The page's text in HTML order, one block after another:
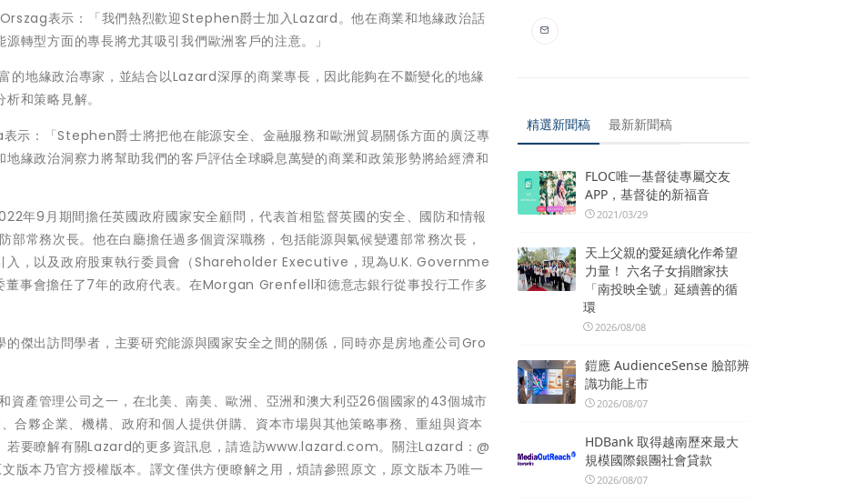
表示：「我們熱烈歡迎Stephen爵士加入Lazard。他在商業和地緣政治話
轉型方面的專長將尤其吸引我們歐洲客戶的注意。」
的地緣政治專家，並結合以Lazard深厚的商業專長，因此能夠在不斷變化的地緣
和策略見解。
示：「Stephen爵士將把他在能源安全、金融服務和歐洲貿易關係方面的廣泛專
緣政治洞察力將幫助我們的客戶評估全球瞬息萬變的商業和政策形勢將給經濟和
年9月期間擔任英國政府國家安全顧問，代表首相監督英國的安全、國防和情報
部常務次長。他在白廳擔任過多個資深職務，包括能源與氣候變遷部常務次長，
入，以及政府股東執行委員會（Shareholder Executive，現為U.K. Governme
事會擔任了7年的政府代表。在Morgan Grenfell和德意志銀行從事投行工作多
傑出訪問學者，主要研究能源與國家安全之間的關係，同時亦是房地產公司Gro
資產管理公司之一，在北美、南美、歐洲、亞洲和澳大利亞26個國家的43個城市
合夥企業、機構、政府和個人提供併購、資本市場與其他策略事務、重組與資本
若要瞭解有關Lazard的更多資訊息，請造訪www.lazard.com。關注Lazard：@
版本乃官方授權版本。譯文僅供方便瞭解之用，煩請參照原文，原文版本乃唯一
精選新聞稿 最新新聞稿
FLOC唯一基督徒專屬交友
APP，基督徒的新福音
2021/03/29
天上父親的愛延續化作希望
力量！ 六名子女捐贈家扶
「南投映全號」延續善的循
環
2026/08/08
鎧應 AudienceSense 臉部辨
識功能上市
2026/08/07
HDBank 取得越南歷來最大
規模國際銀團社會貸款
2026/08/07